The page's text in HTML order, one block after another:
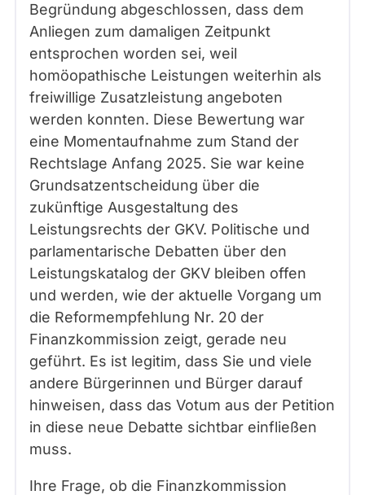
Begründung abgeschlossen, dass dem
Anliegen zum damaligen Zeitpunkt
entsprochen worden sei, weil
homöopathische Leistungen weiterhin als
freiwillige Zusatzleistung angeboten
werden konnten. Diese Bewertung war
eine Momentaufnahme zum Stand der
Rechtslage Anfang 2025. Sie war keine
Grundsatzentscheidung über die
zukünftige Ausgestaltung des
Leistungsrechts der GKV. Politische und
parlamentarische Debatten über den
Leistungskatalog der GKV bleiben offen
und werden, wie der aktuelle Vorgang um
die Reformempfehlung Nr. 20 der
Finanzkommission zeigt, gerade neu
geführt. Es ist legitim, dass Sie und viele
andere Bürgerinnen und Bürger darauf
hinweisen, dass das Votum aus der Petition
in diese neue Debatte sichtbar einfließen
muss.
Ihre Frage, ob die Finanzkommission